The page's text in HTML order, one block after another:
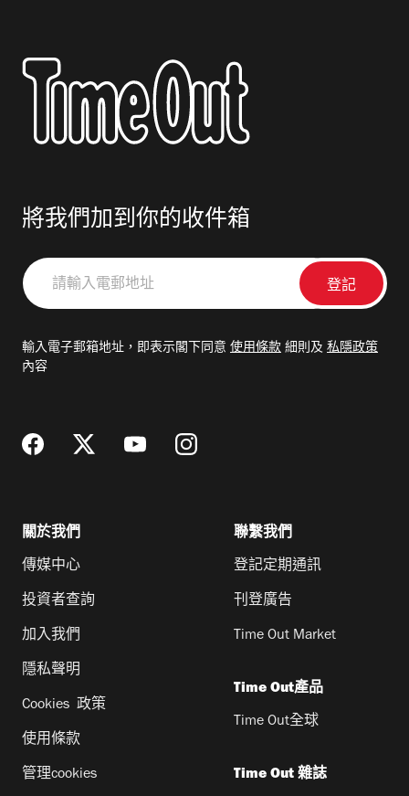
將我們加到你的收件箱
請
輸
郵
輸入電子郵箱地址，即表示閣下同意 使用條款 細則及 私隱政策
內容
關於我們
傳媒中心
投資者查詢
加入我們
隱私聲明
Cookies 政策
使用條款
管理cookies
聯繫我們
登記定期通訊
刊登廣告
Time Out Market
Time Out產品
Time Out全球
Time Out 雜誌